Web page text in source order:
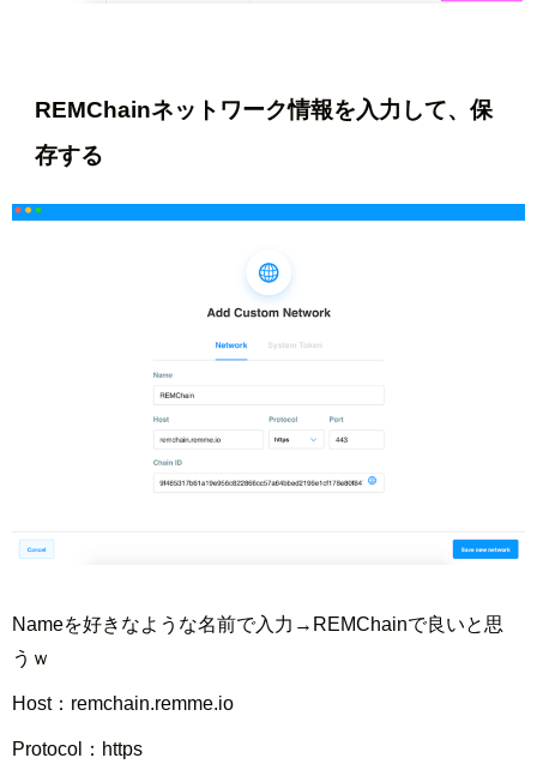
REMChainネットワーク情報を入力して、保
存する
Nameを好きなような名前で入力→ REMChainで良いと思
うｗ
Host： remchain.remme.io
Protocol：https